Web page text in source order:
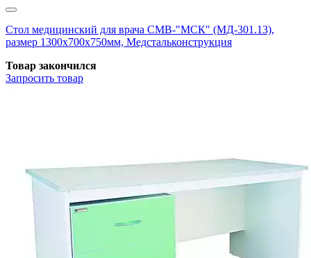
Стол медицинский для врача СМВ-"МСК" (МД-301.13),
размер 1300х700х750мм, Медстальконструкция
Товар закончился
Запросить товар